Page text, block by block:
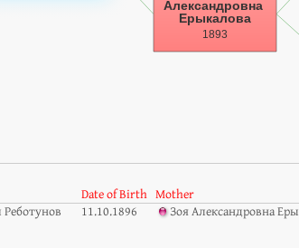
Date of Birth Mother
11.10.1896 Зоя Александровна